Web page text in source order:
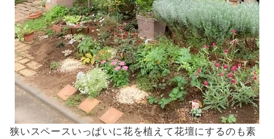
狭いスペースいっぱいに花を植えて花壇にするのも素